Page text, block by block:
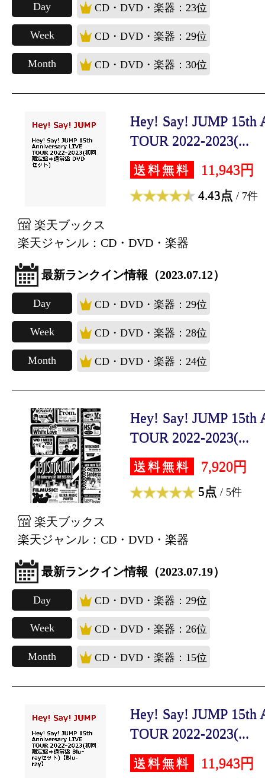
Day CD・DVD・楽器：23位
Week CD・DVD・楽器：29位
Month CD・DVD・楽器：30位
Hey! Say! JUMP 15th
TOUR 2022-2023(...
送料無料 11,943円
4.43点 / 7件
楽天ブックス
楽天ジャンル：CD・DVD・楽器
最新ランクイン情報（2023.07.12）
Day CD・DVD・楽器：29位
Week CD・DVD・楽器：28位
Month CD・DVD・楽器：24位
Hey! Say! JUMP 15th
TOUR 2022-2023(...
送料無料 7,920円
5点 / 5件
楽天ブックス
楽天ジャンル：CD・DVD・楽器
最新ランクイン情報（2023.07.19）
Day CD・DVD・楽器：29位
Week CD・DVD・楽器：26位
Month CD・DVD・楽器：15位
Hey! Say! JUMP 15th
TOUR 2022-2023(...
送料無料 11,943円